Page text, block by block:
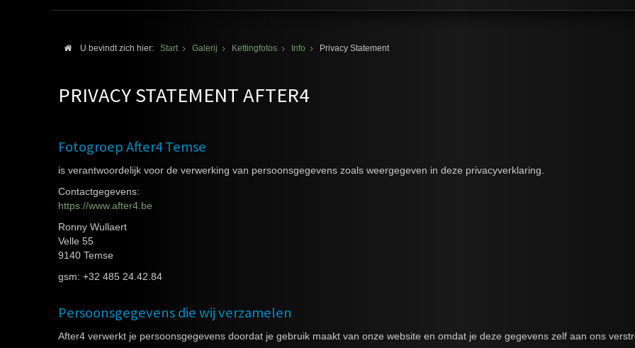
U bevindt zich hier: Start Galerij Kettingfotos Info Privacy Statement
PRIVACY STATEMENT AFTER4
Fotogroep After4 Temse
is verantwoordelijk voor de verwerking van persoonsgegevens zoals weergegeven in deze privacyverklaring.
Contactgegevens:
https://www.after4.be
Ronny Wullaert
Velle 55
9140 Temse
gsm: +32 485 24.42.84
Persoonsgegevens die wij verzamelen
After4 verwerkt je persoonsgegevens doordat je gebruik maakt van onze website en omdat je deze gegevens zelf aan ons